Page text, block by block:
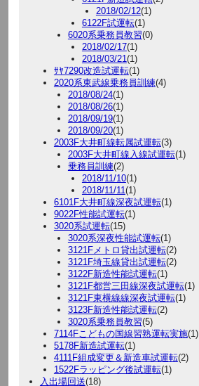
2018/02/12(1)
6122F試運転(1)
6020系乗務員教習(0)
2018/02/17(1)
2018/03/21(1)
ｻﾔ7290改造試運転(1)
2020系東武線乗務員訓練(4)
2018/08/24(1)
2018/08/26(1)
2018/09/19(1)
2018/09/20(1)
2003F大井町線転属試運転(3)
2003F大井町線入線試運転(1)
乗務員訓練(2)
2018/11/10(1)
2018/11/11(1)
6101F大井町線深夜試運転(1)
9022F性能試運転(1)
3020系試運転(15)
3020系深夜性能試運転(1)
3121Fメトロ貸出試運転(2)
3121F埼玉線貸出試運転(2)
3122F新造性能試運転(1)
3121F都営三田線深夜試運転(1)
3121F東横線線深夜試運転(1)
3123F新造性能試運転(2)
3020系乗務員教習(5)
7114Fこどもの国線習熟運転実施(1)
5178F新造試運転(1)
4111F組成変更＆新造車試運転(2)
1522Fラッピング後試運転(1)
入出場回送(18)